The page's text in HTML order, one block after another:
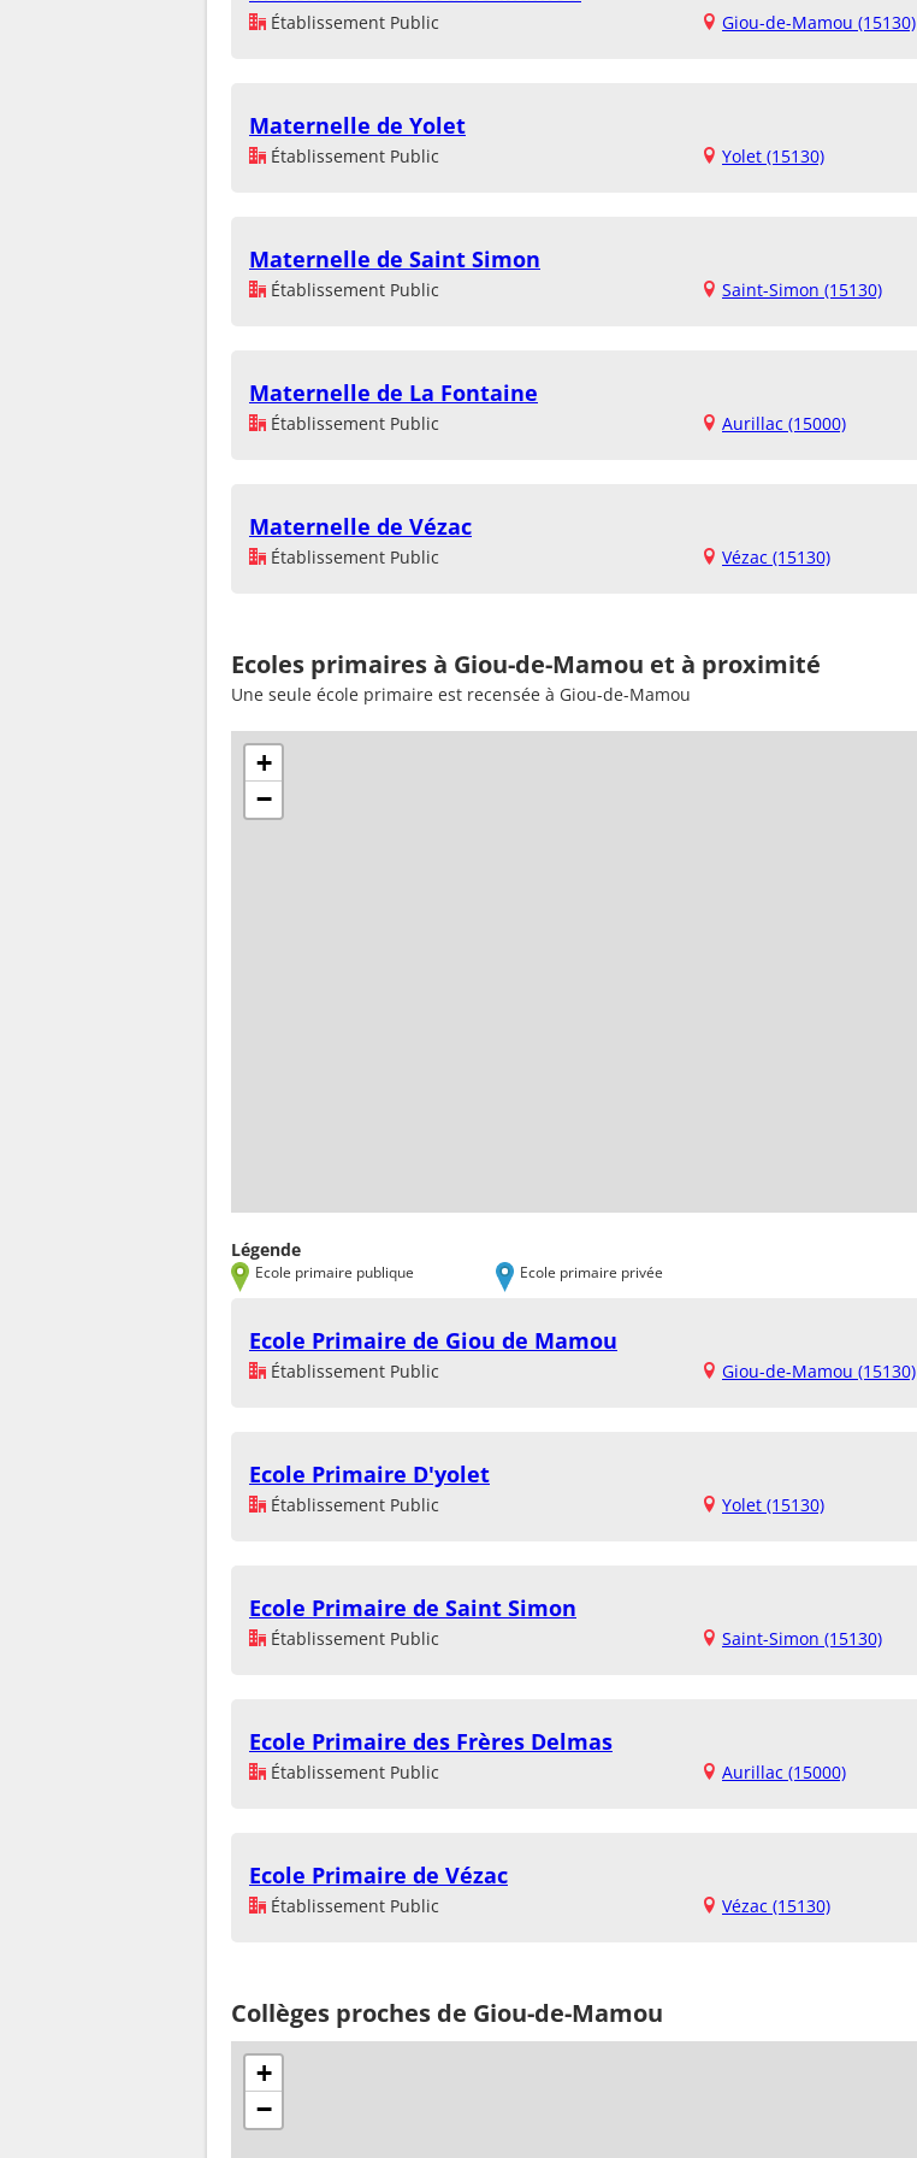
Établissement Public Giou-de-Mamou (15130)
Maternelle de Yolet
Établissement Public Yolet (15130)
Maternelle de Saint Simon
Établissement Public Saint-Simon (15130)
Maternelle de La Fontaine
Établissement Public Aurillac (15000)
Maternelle de Vézac
Établissement Public Vézac (15130)
Ecoles primaires à Giou-de-Mamou et à proximité
Une seule école primaire est recensée à Giou-de-Mamou
+
−
Légende
Ecole primaire publique Ecole primaire privée
Ecole Primaire de Giou de Mamou
Établissement Public Giou-de-Mamou (15130)
Ecole Primaire D'yolet
Établissement Public Yolet (15130)
Ecole Primaire de Saint Simon
Établissement Public Saint-Simon (15130)
Ecole Primaire des Frères Delmas
Établissement Public Aurillac (15000)
Ecole Primaire de Vézac
Établissement Public Vézac (15130)
Collèges proches de Giou-de-Mamou
+
−